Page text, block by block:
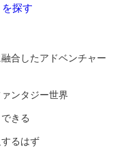
探す
合したアドベンチャー
ンタジー世界
きる
るはず